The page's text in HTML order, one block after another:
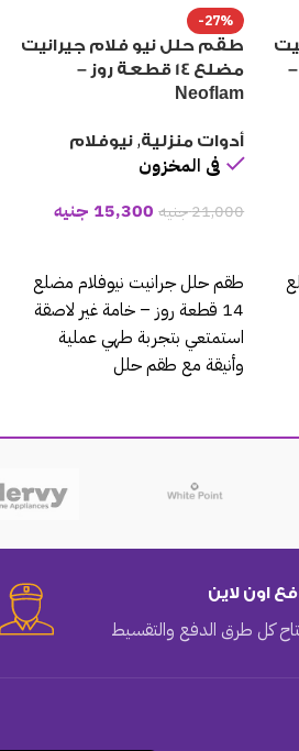
–
-27%
طقم حلل نيو فلام جيرانيت
مضلع 14 قطعة روز –
Neoflam
أدوات منزلية, نيوفلام
فى المخزون
21,000جنيه 15,300 جنيه
طقم حلل جرانيت نيوفلام مضلع
14 قطعة روز – خامة غير لاصقة
استمتعي بتجربة طهي عملية
وأنيقة مع طقم حلل
اون لاين
كل طرق الدفع والتقسيط